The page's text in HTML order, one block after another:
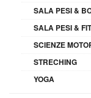
SALA PESI &
SALA PESI &
SCIENZE
STRECHING
YOGA